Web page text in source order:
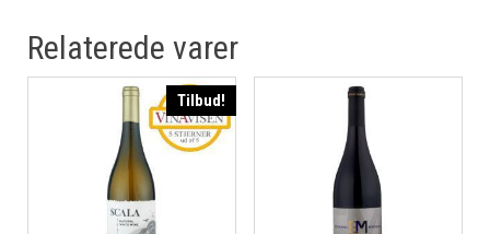
Relaterede varer
Tilbud!